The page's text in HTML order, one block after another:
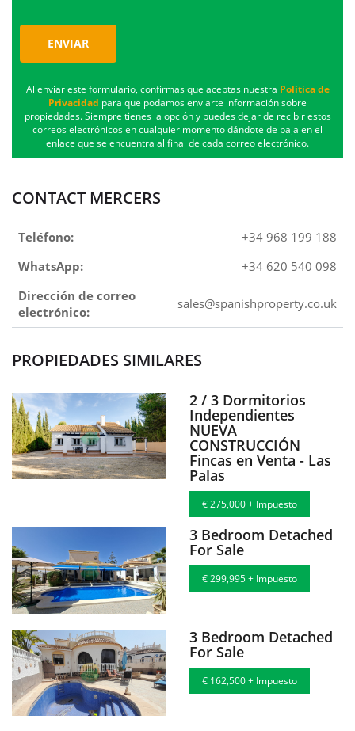
ENVIAR
Al enviar este formulario, confirmas que aceptas nuestra Política de
Privacidad para que podamos enviarte información sobre
propiedades. Siempre tienes la opción y puedes dejar de recibir estos
correos electrónicos en cualquier momento dándote de baja en el
enlace que se encuentra al final de cada correo electrónico.
CONTACT MERCERS
Teléfono:
+34 968 199 188
WhatsApp:
+34 620 540 098
Dirección de correo
electrónico:
sales@spanishproperty.co.uk
PROPIEDADES SIMILARES
2 / 3 Dormitorios
Independientes
NUEVA
CONSTRUCCIÓN
Fincas en Venta - Las
Palas
€ 275,000 + Impuesto
3 Bedroom Detached
For Sale
€ 299,995 + Impuesto
3 Bedroom Detached
For Sale
€ 162,500 + Impuesto